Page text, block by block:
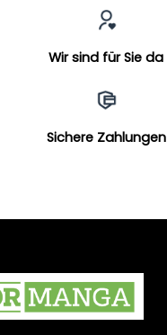
Wir sind für Sie da
Sichere Zahlungen